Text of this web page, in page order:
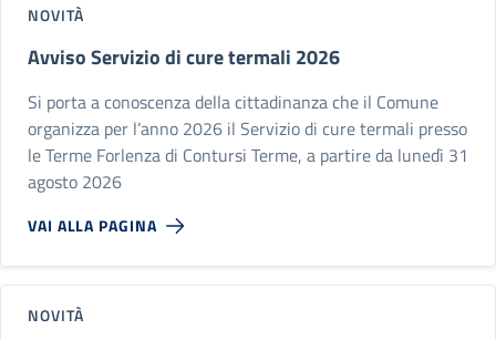
NOVITÀ
Avviso Servizio di cure termali 2026
Si porta a conoscenza della cittadinanza che il Comune
organizza per l’anno 2026 il Servizio di cure termali presso
le Terme Forlenza di Contursi Terme, a partire da lunedì 31
agosto 2026
VAI ALLA PAGINA
NOVITÀ